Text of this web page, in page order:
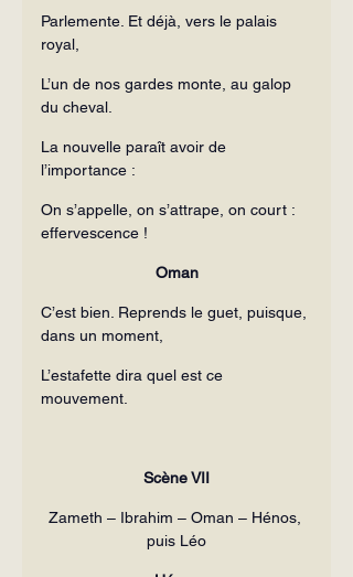
Parlemente. Et déjà, vers le palais
royal,
L’un de nos gardes monte, au galop
du cheval.
La nouvelle paraît avoir de
l’importance :
On s’appelle, on s’attrape, on court :
effervescence !
Oman
C’est bien. Reprends le guet, puisque,
dans un moment,
L’estafette dira quel est ce
mouvement.
Scène VII
Zameth – Ibrahim – Oman – Hénos,
puis Léo